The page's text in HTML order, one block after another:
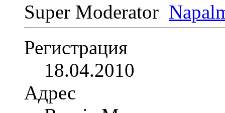
Super Moderator
Регистрация
18.04.2010
Адрес